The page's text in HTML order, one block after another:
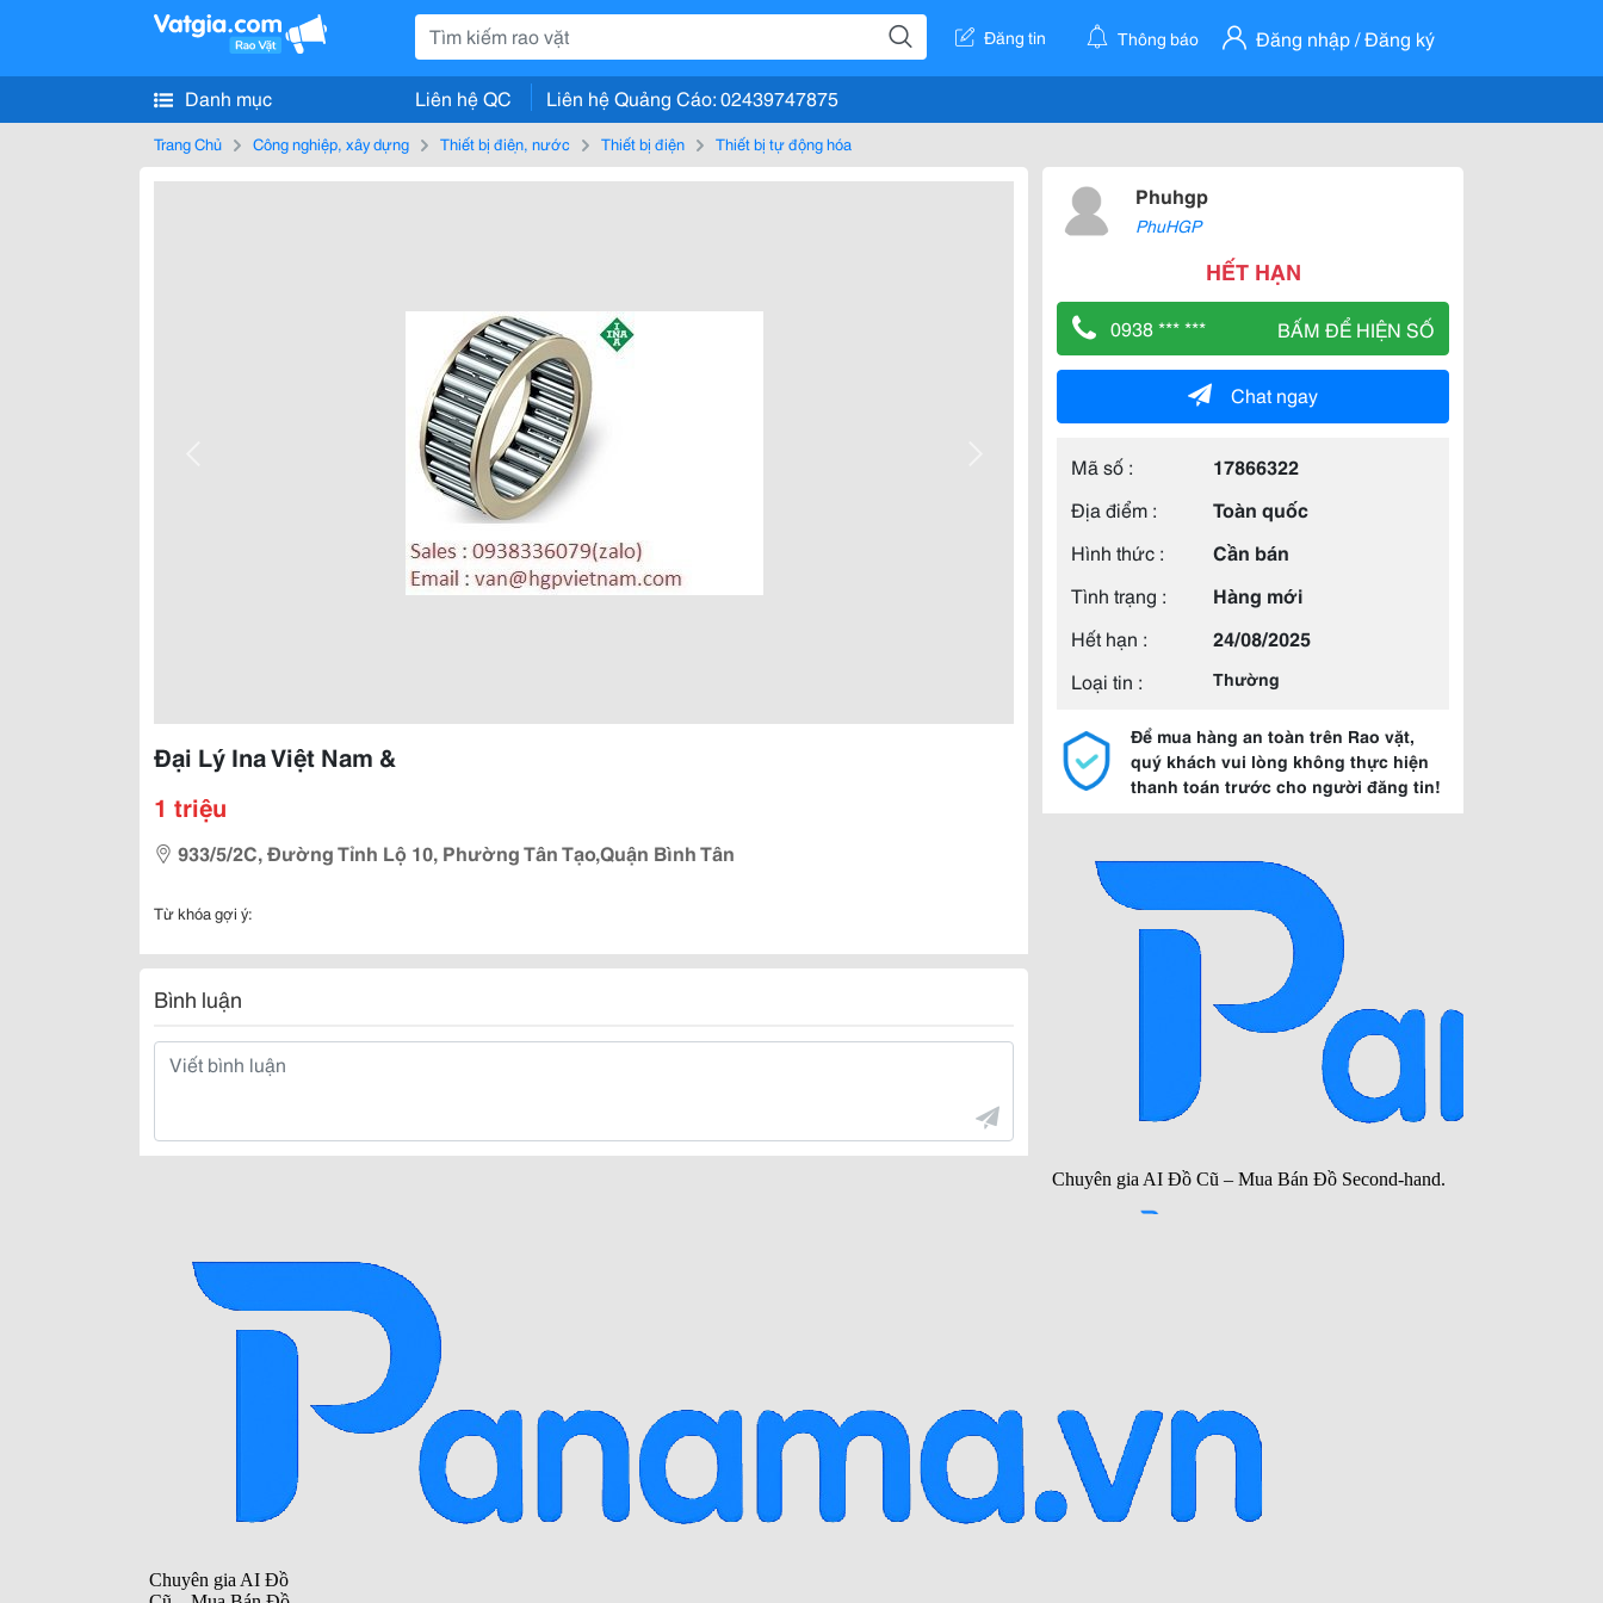
Đăng tin Thông báo Đăng nhập / Đăng ký
Danh mục Liên hệ QC Liên hệ Quảng Cáo: 02439747875
Trang Chủ Công nghiệp, xây dựng Thiết bị điện, nước Thiết bị điện Thiết bị tự động hóa
Đại Lý Ina Việt Nam &
1 triệu
933/5/2C, Đường Tỉnh Lộ 10, Phường Tân Tạo,Quận Bình Tân
Từ khóa gợi ý:
Bình luận
Phuhgp
PhuHGP
HẾT HẠN
0938 *** *** BẤM ĐỂ HIỆN SỐ
Chat ngay
Mã số :
17866322
Địa điểm :
Toàn quốc
Hình thức :
Cần bán
Tình trạng :
Hàng mới
Hết hạn :
24/08/2025
Loại tin :
Thường
Để mua hàng an toàn trên Rao vặt,
quý khách vui lòng không thực hiện
thanh toán trước cho người đăng tin!